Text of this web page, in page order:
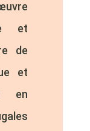
et
de
et
en